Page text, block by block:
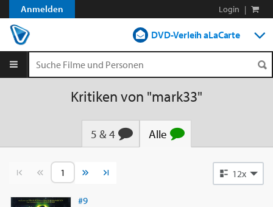
Anmelden Login |
DVD-Verleih aLaCarte
Streamen
Kritiken von "mark33"
5 & 4 Alle
Vorherige SeiteNächste Seite 12x
#9